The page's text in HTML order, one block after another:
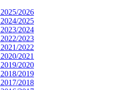
2026
2025
2024
2023
2022
2021
2020
2019
2018